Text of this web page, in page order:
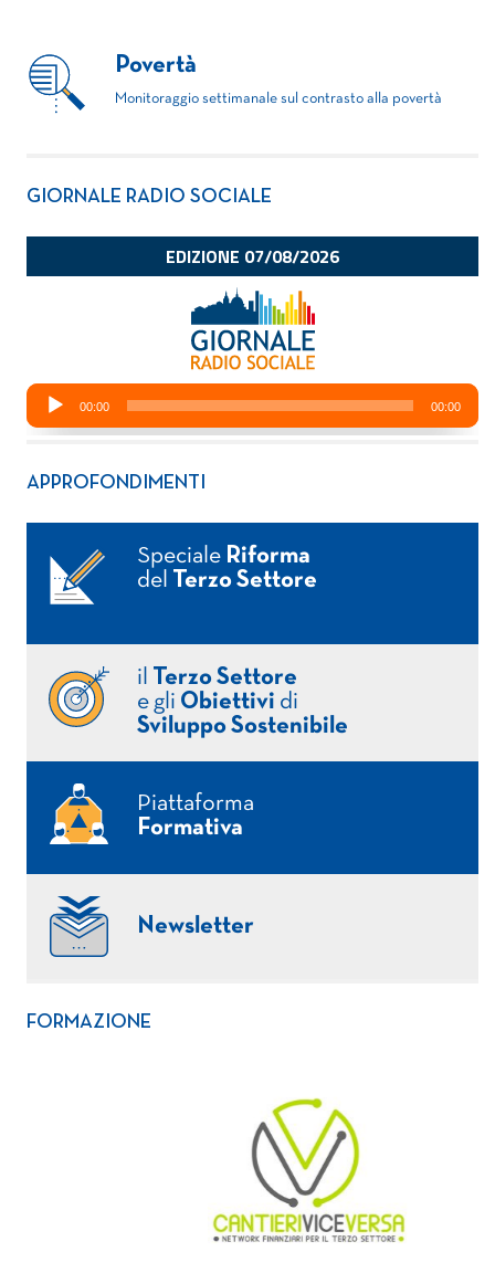
Povertà
Monitoraggio settimanale sul contrasto alla povertà
GIORNALE RADIO SOCIALE
APPROFONDIMENTI
Speciale Riforma
del
Terzo Settore
il
Terzo Settore
e gli Obiettivi di
Sviluppo Sostenibile
Piattaforma
Formativa
Newsletter
FORMAZIONE